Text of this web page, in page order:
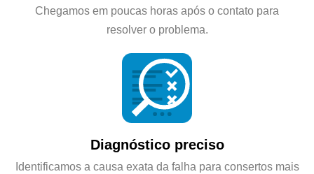
Chegamos em poucas horas após o contato para
resolver o problema.
Diagnóstico preciso
Identificamos a causa exata da falha para consertos mais